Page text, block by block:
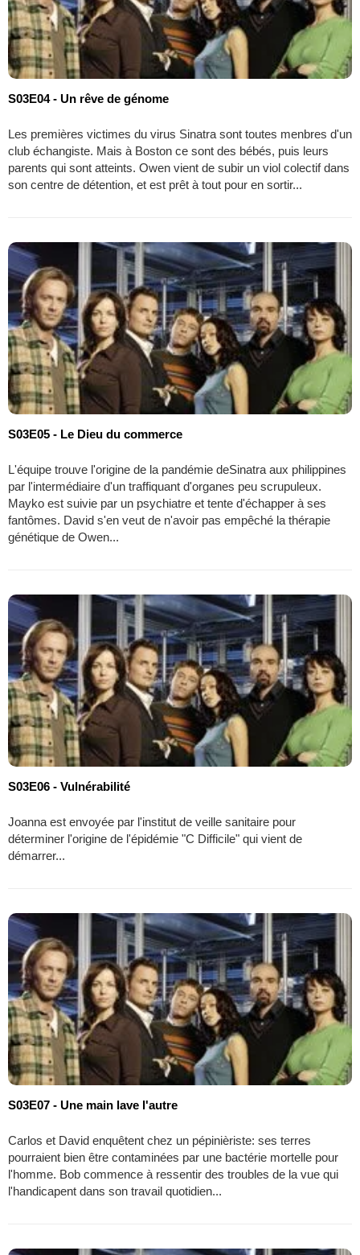
S03E04 - Un rêve de génome
Les premières victimes du virus Sinatra sont toutes menbres d'un
club échangiste. Mais à Boston ce sont des bébés, puis leurs
parents qui sont atteints. Owen vient de subir un viol colectif dans
son centre de détention, et est prêt à tout pour en sortir...
S03E05 - Le Dieu du commerce
L'équipe trouve l'origine de la pandémie deSinatra aux philippines
par l'intermédiaire d'un traffiquant d'organes peu scrupuleux.
Mayko est suivie par un psychiatre et tente d'échapper à ses
fantômes. David s'en veut de n'avoir pas empêché la thérapie
génétique de Owen...
S03E06 - Vulnérabilité
Joanna est envoyée par l'institut de veille sanitaire pour
déterminer l'origine de l'épidémie "C Difficile" qui vient de
démarrer...
S03E07 - Une main lave l'autre
Carlos et David enquêtent chez un pépinièriste: ses terres
pourraient bien être contaminées par une bactérie mortelle pour
l'homme. Bob commence à ressentir des troubles de la vue qui
l'handicapent dans son travail quotidien...